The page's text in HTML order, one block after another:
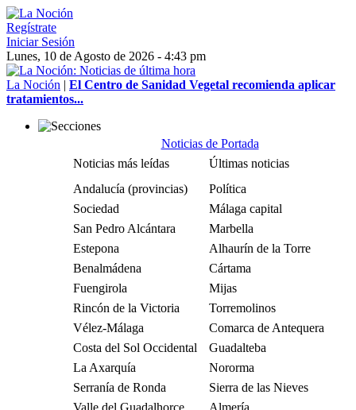
Regístrate
Iniciar Sesión
Lunes, 10 de Agosto de 2026 - 4:43 pm
La Noción | El Centro de Sanidad Vegetal recomienda aplicar
tratamientos...
Noticias de Portada
Noticias más leídas
Últimas noticias
Andalucía (provincias)
Política
Sociedad
Málaga capital
San Pedro Alcántara
Marbella
Estepona
Alhaurín de la Torre
Benalmádena
Cártama
Fuengirola
Mijas
Rincón de la Victoria
Torremolinos
Vélez-Málaga
Comarca de Antequera
Costa del Sol Occidental
Guadalteba
La Axarquía
Nororma
Serranía de Ronda
Sierra de las Nieves
Valle del Guadalhorce
Almería